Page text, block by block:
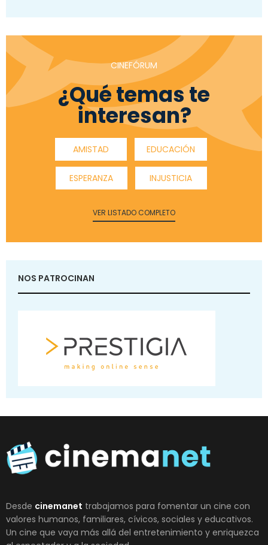
CINEFÓRUM
¿Qué temas te
interesan?
AMISTAD EDUCACIÓN
ESPERANZA INJUSTICIA
VER LISTADO COMPLETO
NOS PATROCINAN
Desde cinemanet trabajamos para fomentar un cine con
valores humanos, familiares, cívicos, sociales y educativos.
Un cine que vaya más allá del entretenimiento y enriquezca